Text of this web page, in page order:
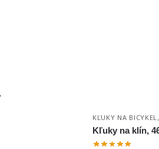
KĽUKY NA BICYKEL
Kľuky na klín,